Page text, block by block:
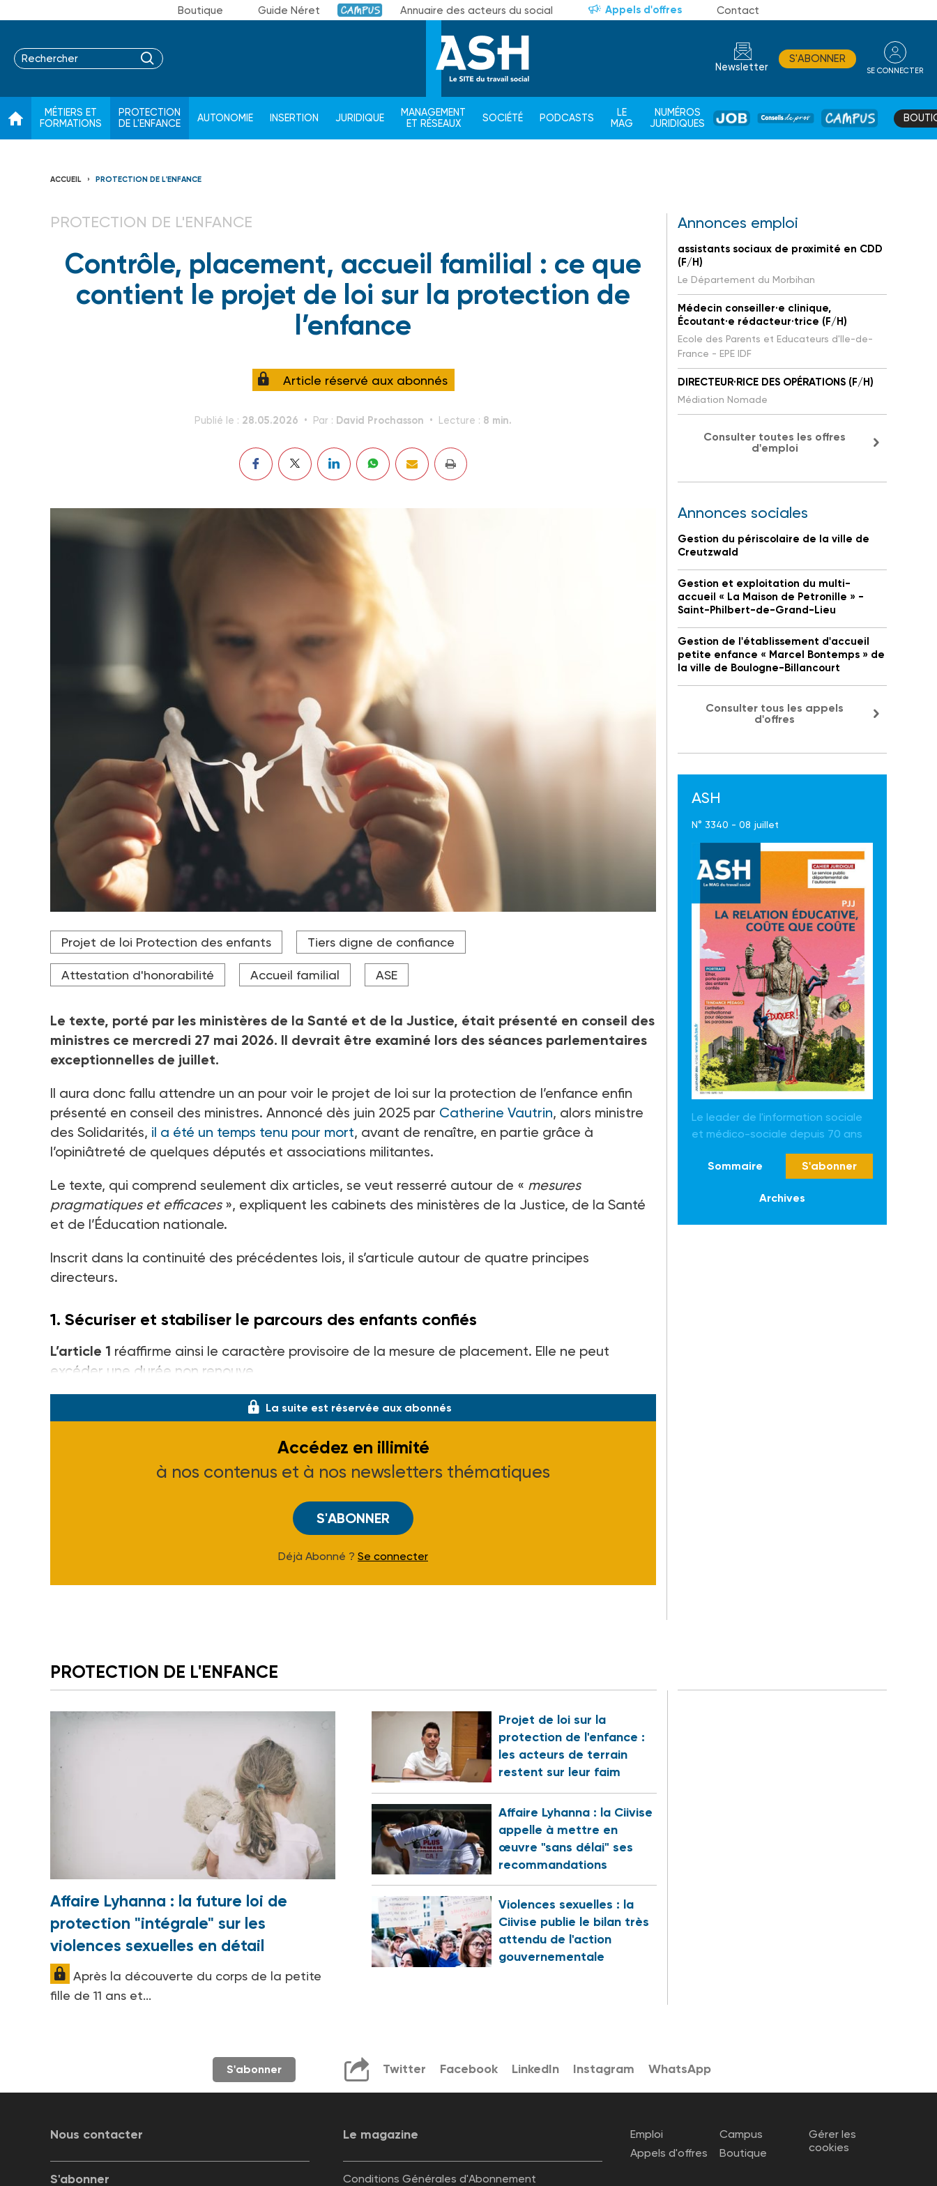
Boutique Guide Néret Campus Annuaire des acteurs du social Appels d'offres Contact
Newsletter
S'ABONNER
SE CONNECTER
MÉTIERS ET
FORMATIONS
PROTECTION
DE L'ENFANCE
AUTONOMIE INSERTION JURIDIQUE
MANAGEMENT
ET RÉSEAUX
SOCIÉTÉ PODCASTS
LE
MAG
NUMÉROS
JURIDIQUES
JOB
DE
CAMPUS
ACCUEIL PROTECTION DE L'ENFANCE
PROTECTION DE L'ENFANCE
Contrôle, placement, accueil familial : ce que
contient le projet de loi sur la protection de
l’enfance
Article réservé aux abonnés
Publié le : 28.05.2026 Par : David Prochasson Lecture : 8 min.
Pour simplifier la mise en place d'un accompagnement éducatif administratif, l'accord de l'un des deux parents
pourrait désormais suffir.
Projet de loi Protection des enfants Tiers digne de confiance
Attestation d'honorabilité Accueil familial ASE
Le texte, porté par les ministères de la Santé et de la Justice, était présenté en conseil des
ministres ce mercredi 27 mai 2026. Il devrait être examiné lors des séances parlementaires
exceptionnelles de juillet.
Il aura donc fallu attendre un an pour voir le projet de loi sur la protection de l’enfance enfin
présenté en conseil des ministres. Annoncé dès juin 2025 par Catherine Vautrin, alors ministre
des Solidarités, il a été un temps tenu pour mort, avant de renaître, en partie grâce à
l’opiniâtreté de quelques députés et associations militantes.
Le texte, qui comprend seulement dix articles, se veut resserré autour de « mesures
pragmatiques et efficaces », expliquent les cabinets des ministères de la Justice, de la Santé
et de l’Éducation nationale.
Inscrit dans la continuité des précédentes lois, il s’articule autour de quatre principes
directeurs.
1. Sécuriser et stabiliser le parcours des enfants confiés
L’article 1 réaffirme ainsi le caractère provisoire de la mesure de placement. Elle ne peut
excéder une durée non renouve
La suite est réservée aux abonnés
Accédez en illimité
à nos contenus et à nos newsletters thématiques
S'ABONNER
Déjà Abonné ? Se connecter
Annonces emploi
assistants sociaux de proximité en CDD
(F/H)
Le Département du Morbihan
Médecin conseiller·e clinique,
Écoutant·e rédacteur·trice (F/H)
Ecole des Parents et Educateurs d'Ile-de-
France - EPE IDF
DIRECTEUR·RICE DES OPÉRATIONS (F/H)
Médiation Nomade
Consulter toutes les offres
d'emploi
Annonces sociales
Gestion du périscolaire de la ville de
Creutzwald
Gestion et exploitation du multi-
accueil « La Maison de Petronille » -
Saint-Philbert-de-Grand-Lieu
Gestion de l'établissement d'accueil
petite enfance « Marcel Bontemps » de
la ville de Boulogne-Billancourt
Consulter tous les appels
d'offres
ASH
N° 3340 - 08 juillet
Le leader de l'information sociale
et médico-sociale depuis 70 ans
Sommaire S'abonner
Archives
PROTECTION DE L'ENFANCE
Affaire Lyhanna : la future loi de
protection "intégrale" sur les
violences sexuelles en détail
Après la découverte du corps de la petite
fille de 11 ans et...
Projet de loi sur la
protection de l'enfance :
les acteurs de terrain
restent sur leur faim
Affaire Lyhanna : la Ciivise
appelle à mettre en
œuvre "sans délai" ses
recommandations
Violences sexuelles : la
Ciivise publie le bilan très
attendu de l'action
gouvernementale
S'abonner Twitter Facebook LinkedIn Instagram WhatsApp
Nous contacter Le magazine
S'abonner Conditions Générales d'Abonnement
Emploi
Appels d'offres
Campus
Boutique
Gérer les
cookies